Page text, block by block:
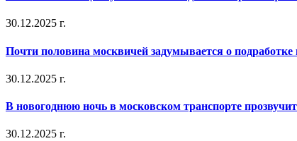
30.12.2025 г.
Почти половина москвичей задумывается о подработке
30.12.2025 г.
В новогоднюю ночь в московском транспорте
30.12.2025 г.